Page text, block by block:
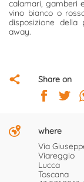
calamari, gamberi
vino bianco o
disposizione
away.
Share on
where
Via
Viareggio
Lucca
Toscana